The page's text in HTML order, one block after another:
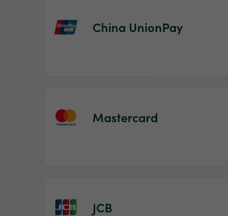
China UnionPay
Mastercard
JCB